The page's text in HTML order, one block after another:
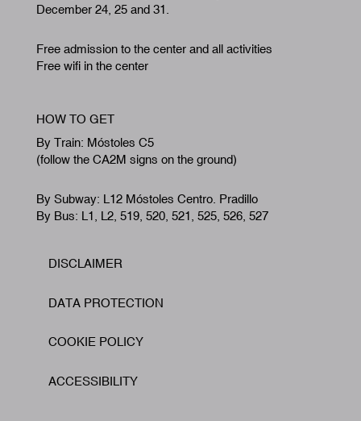
December 24, 25 and 31.
Free admission to the center and all activities
Free wifi in the center
HOW TO GET
By Train: Móstoles C5
(follow the CA2M signs on the ground)
By Subway: L12 Móstoles Centro. Pradillo
By Bus: L1, L2, 519, 520, 521, 525, 526, 527
Footer
DISCLAIMER
DATA PROTECTION
COOKIE POLICY
ACCESSIBILITY